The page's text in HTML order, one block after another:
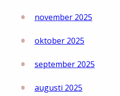
november 2025
oktober 2025
september 2025
augusti 2025